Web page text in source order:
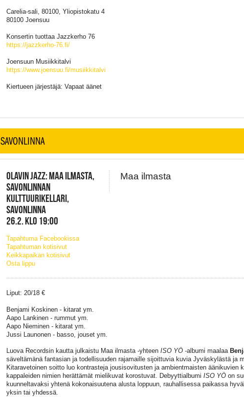
Carelia-sali, 80100, Yliopistokatu 4
80100 Joensuu
Konsertin tuottaa Jazzkerho 76
https://jazzkerho-76.fi/
Joensuun Musiikkitalvi
https://www.joensuu.fi/musiikkitalvi
Kiertueen järjestäjä: Vapaat äänet
SAVONLINNA
OLAVIN JAZZ: MAA ILMASTA,
SAVONLINNAN
KULTTUURIKELLARI,
SAVONLINNA
26.2. KLO 19:00
Tapahtuma Facebookissa
Tapahtuman kotisivut
Keikkapaikan kotisivut
Osta lippu
Maa ilmasta
Liput: 20/18 €
Benjami Koskinen - kitarat ym.
Aapo Lankinen - rummut ym.
Aapo Nieminen - kitarat ym.
Jussi Launonen - basso, jouset ym.
Luova Recordsin kautta julkaistu Maa ilmasta -yhteen ISO YÖ-albumi maalaa
säveltämänä fantasian ja todellisuuden rajamaille sijoittuvia kuvia Jyväskylästä ja
Kitaravetoinen soitto luo kontrasteja jousisovitusten ja ambientmaisten äänikuvien
kappaleiden nimien herättämät mielikuvat korostuvat. Debyyttialbumi ISO YÖon
kuunneltavaksi yhtenä kokonaisuutena alusta loppuun, rauhallisessa paikassa
yksin tai yhdessä.